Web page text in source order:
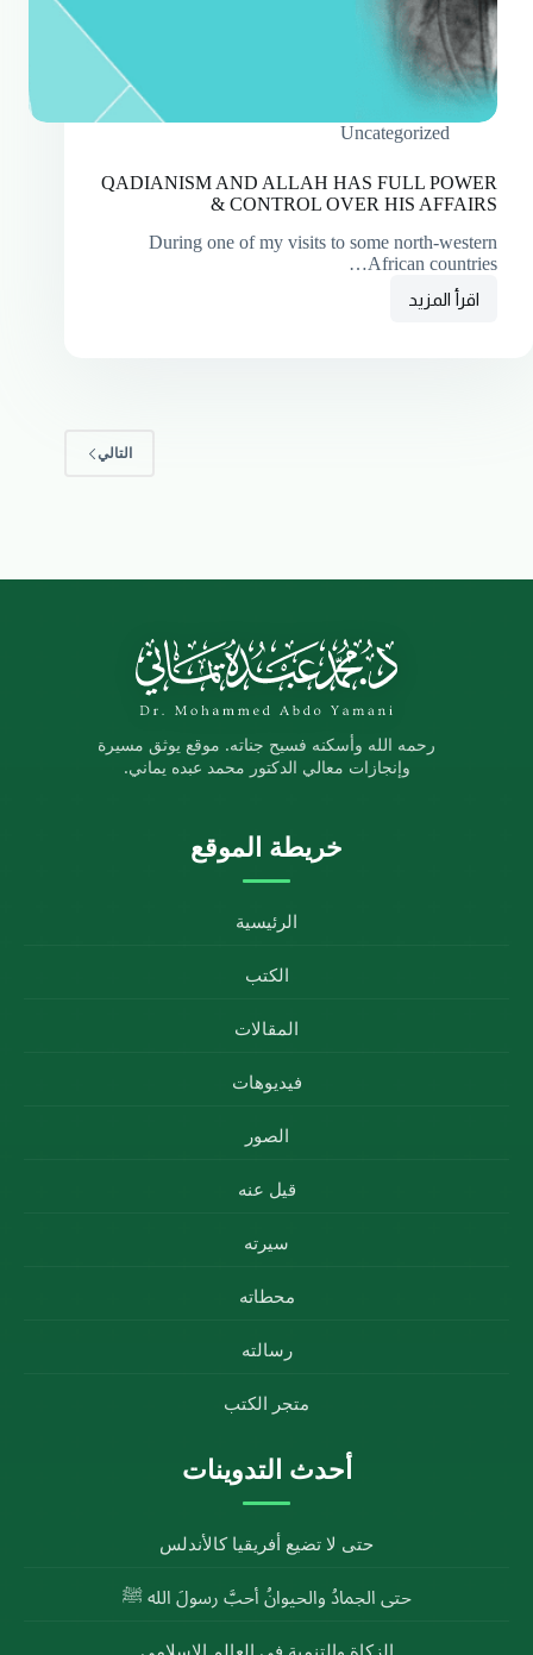
Uncategorized
QADIANISM AND ALLAH HAS FULL POWER
& CONTROL OVER HIS AFFAIRS
During one of my visits to some north-western
African countries…
اقرأ المزيد
التالي
رحمه الله وأسكنه فسيح جناته. موقع يوثق مسيرة
وإنجازات معالي الدكتور محمد عبده يماني.
خريطة الموقع
الرئيسية
الكتب
المقالات
فيديوهات
الصور
قيل عنه
سيرته
محطاته
رسالته
متجر الكتب
أحدث التدوينات
حتى لا تضيع أفريقيا كالأندلس
حتى الجمادُ والحيوانُ أحبَّ رسولَ الله ﷺ
الزكاة والتنمية في العالم الإسلامي